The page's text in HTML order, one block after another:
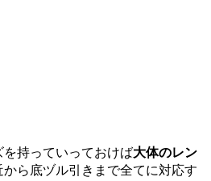
を持っていっておけば大体のレン
から底ヅル引きまで全てに対応す